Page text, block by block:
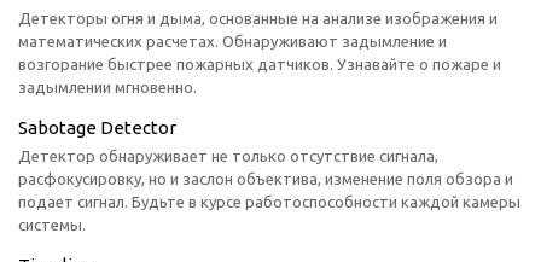
Детекторы огня и дыма, основанные на анализе изображения и
математических расчетах. Обнаруживают задымление и
возгорание быстрее пожарных датчиков. Узнавайте о пожаре и
задымлении мгновенно.
Sabotage Detector
Детектор обнаруживает не только отсутствие сигнала,
расфокусировку, но и заслон объектива, изменение поля обзора и
подает сигнал. Будьте в курсе работоспособности каждой камеры
системы.